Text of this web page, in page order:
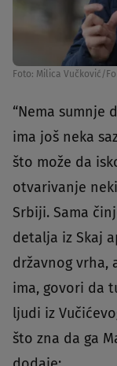
Foto: Milica Vučković/
“Nema sumnje
ima još neka
što može da
otvarivanje
Srbiji. Sama
detalja iz Skaj
državnog vrha,
ima, govori da
ljudi iz
što zna da ga